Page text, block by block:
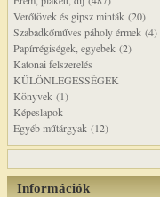
Verőtövek és gipsz minták (20)
Szabadkőműves páholy érmek (4)
Papírrégiségek, egyebek (2)
Katonai felszerelés
KÜLÖNLEGESSÉGEK
Könyvek (1)
Képeslapok
Egyéb műtárgyak (12)
Információk